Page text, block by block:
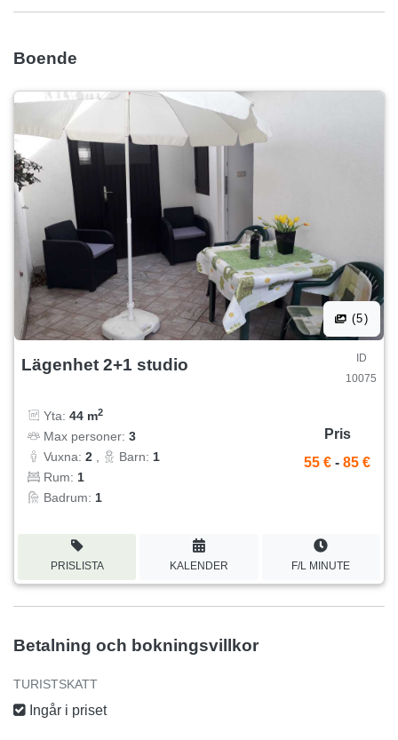
Boende
(5)
Lägenhet 2+1 studio
ID
10075
Yta: 44 m2
Max personer: 3
Vuxna: 2 , Barn: 1
Rum: 1
Badrum: 1
Pris
55 € - 85 €
PRISLISTA KALENDER F/L MINUTE
Betalning och bokningsvillkor
TURISTSKATT
Ingår i priset